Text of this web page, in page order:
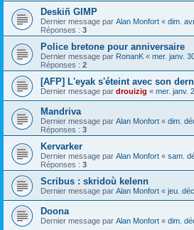
Deskiñ GIMP
Dernier message par Alan Monfort « dim.
Réponses : 3
Police bretone pour anniversaire
Dernier message par RonanK « mer. janv.
Réponses : 2
[AFP] L'eyak s'éteint avec son
Dernier message par drouizig « mer. janv.
Mandriva
Dernier message par Alan Monfort « dim.
Réponses : 3
Kervarker
Dernier message par Alan Monfort « sam.
Réponses : 3
Scribus : skridoù kelenn
Dernier message par Alan Monfort « jeu.
Doona
Dernier message par Alan Monfort « dim.